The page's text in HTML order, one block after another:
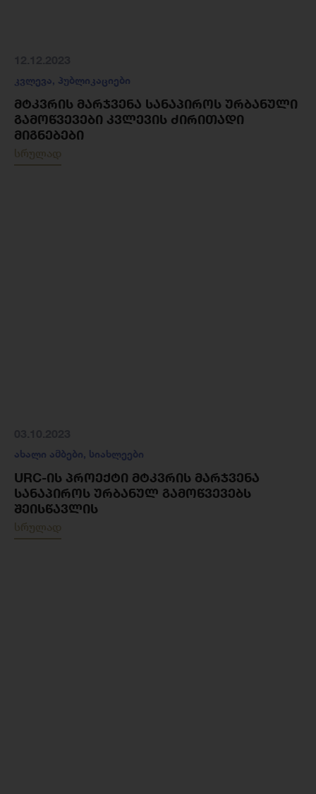
კვლევა, პუბლიკაციები
ᲛᲢᲙᲕᲠᲘᲡ ᲛᲐᲠᲯᲕᲔᲜᲐ ᲡᲐᲜᲐᲞᲘᲠᲝᲡ ᲣᲠᲑᲐᲜᲣᲚᲘ
ᲒᲐᲛᲝᲬᲕᲔᲕᲔᲑᲘ ᲙᲕᲚᲔᲕᲘᲡ ᲫᲘᲠᲘᲗᲐᲓᲘ
ᲛᲘᲒᲜᲔᲑᲔᲑᲘ
სრულად
ახალი ამბები, სიახლეები
URC-ᲘᲡ ᲞᲠᲝᲔᲥᲢᲘ ᲛᲢᲙᲕᲠᲘᲡ ᲛᲐᲠᲯᲕᲔᲜᲐ
ᲡᲐᲜᲐᲞᲘᲠᲝᲡ ᲣᲠᲑᲐᲜᲣᲚ ᲒᲐᲛᲝᲬᲕᲔᲕᲔᲑᲡ
ᲨᲔᲘᲡᲬᲐᲕᲚᲘᲡ
სრულად